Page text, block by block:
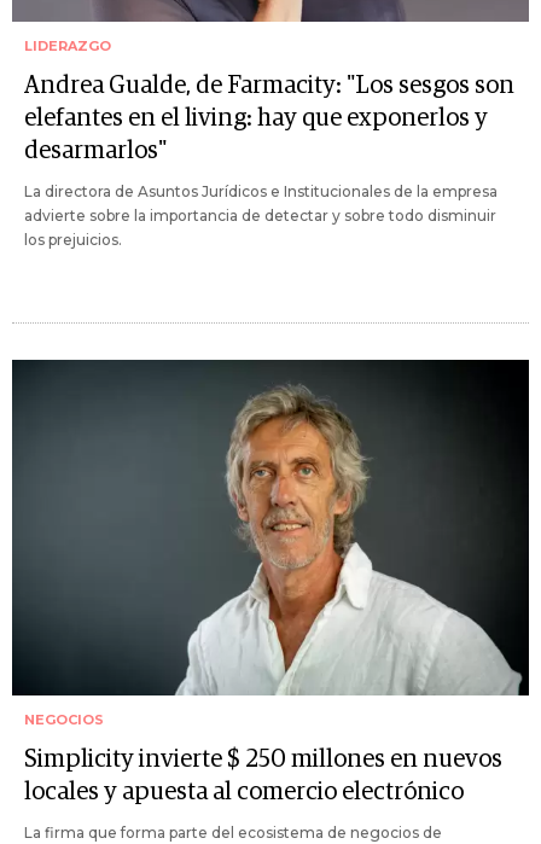
LIDERAZGO
Andrea Gualde, de Farmacity: "Los sesgos son
elefantes en el living: hay que exponerlos y
desarmarlos"
La directora de Asuntos Jurídicos e Institucionales de la empresa
advierte sobre la importancia de detectar y sobre todo disminuir
los prejuicios.
NEGOCIOS
Simplicity invierte $ 250 millones en nuevos
locales y apuesta al comercio electrónico
La firma que forma parte del ecosistema de negocios de